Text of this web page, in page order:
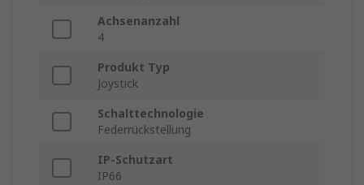
Achsenanzahl
4
Produkt Typ
Joystick
Schalttechnologie
Federrückstellung
IP-Schutzart
IP66